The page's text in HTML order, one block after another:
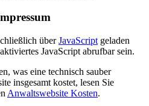
überJavaScript geladen
JavaScript abrufbar sein.
was eine technisch sauber
insgesamt kostet, lesen Sie
Anwaltswebsite Kosten.